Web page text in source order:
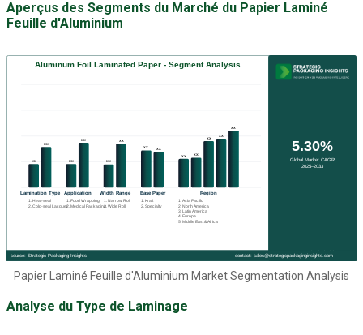
Aperçus des Segments du Marché du Papier Laminé
Feuille d'Aluminium
Papier Laminé Feuille d'Aluminium Market Segmentation Analysis
Analyse du Type de Laminage